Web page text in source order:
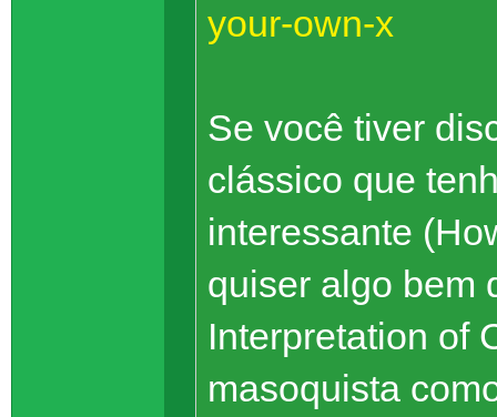
your-own-x
Se você tiver
clássico que
interessante
quiser algo bem
Interpretation of
masoquista